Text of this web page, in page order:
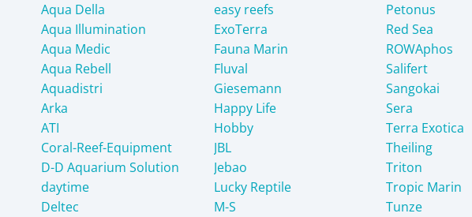
Aqua Della
Aqua Illumination
Aqua Medic
Aqua Rebell
Aquadistri
Arka
ATI
Coral-Reef-Equipment
D-D Aquarium Solution
daytime
Deltec
easy reefs
ExoTerra
Fauna Marin
Fluval
Giesemann
Happy Life
Hobby
JBL
Jebao
Lucky Reptile
M-S
Petonus
Red Sea
ROWAphos
Salifert
Sangokai
Sera
Terra Exotica
Theiling
Triton
Tropic Marin
Tunze